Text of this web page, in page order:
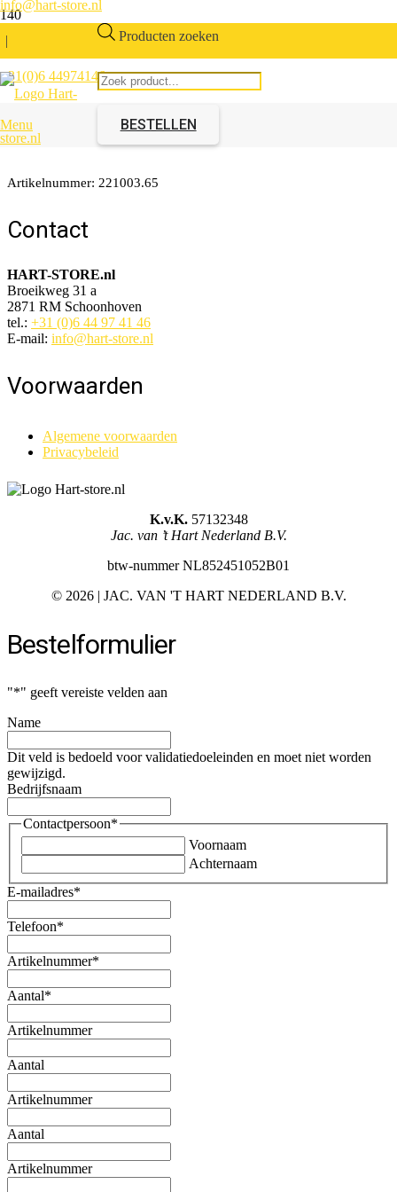
info@hart-store.nl
|
+31(0)6 44974146
Producten zoeken
BESTELLEN
Menu
Thermostaat-mengkraan
verticaal 45mm
Artikelnummer: 221003.65
Contact
HART-STORE.nl
Broeikweg 31 a
2871 RM Schoonhoven
tel.: +31 (0)6 44 97 41 46
E-mail: info@hart-store.nl
Voorwaarden
Algemene voorwaarden
Privacybeleid
K.v.K.57132348
Jac. van ’t Hart Nederland B.V.
btw-nummer NL852451052B01
© 2026 | JAC. VAN 'T HART NEDERLAND B.V.
Bestelformulier
"*" geeft vereiste velden aan
Name
Dit veld is bedoeld voor validatiedoeleinden en moet niet worden
gewijzigd.
Bedrijfsnaam
Contactpersoon*
Voornaam
Achternaam
E-mailadres*
Telefoon*
Artikelnummer*
Aantal*
Artikelnummer
Aantal
Artikelnummer
Aantal
Artikelnummer